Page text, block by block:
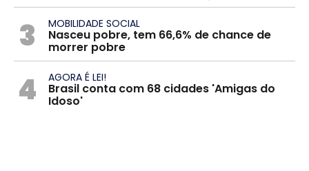
3 MOBILIDADE SOCIAL
Nasceu pobre, tem 66,6% de chance de
morrer pobre
4 AGORA É LEI!
Brasil conta com 68 cidades 'Amigas do
Idoso'